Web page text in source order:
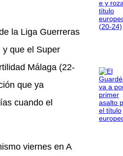
la Liga Guerreras
y que el Super
Málaga (22-
que ya
cuando el
viernes en A